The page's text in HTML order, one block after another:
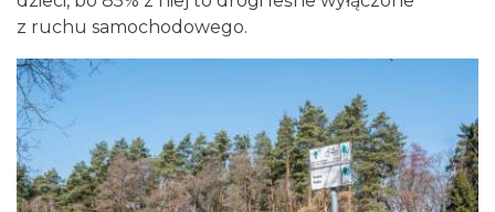
z ruchu samochodowego.